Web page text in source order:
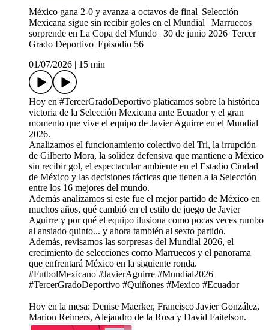
México gana 2-0 y avanza a octavos de final |Selección
Mexicana sigue sin recibir goles en el Mundial | Marruecos
sorprende en La Copa del Mundo | 30 de junio 2026 |Tercer
Grado Deportivo |Episodio 56
01/07/2026
15 min
Hoy en #TercerGradoDeportivo platicamos sobre la histórica
victoria de la Selección Mexicana ante Ecuador y el gran
momento que vive el equipo de Javier Aguirre en el Mundial
2026.
Analizamos el funcionamiento colectivo del Tri, la irrupción
de Gilberto Mora, la solidez defensiva que mantiene a México
sin recibir gol, el espectacular ambiente en el Estadio Ciudad
de México y las decisiones tácticas que tienen a la Selección
entre los 16 mejores del mundo.
Además analizamos si este fue el mejor partido de México en
muchos años, qué cambió en el estilo de juego de Javier
Aguirre y por qué el equipo ilusiona como pocas veces rumbo
al ansiado quinto... y ahora también al sexto partido.
Además, revisamos las sorpresas del Mundial 2026, el
crecimiento de selecciones como Marruecos y el panorama
que enfrentará México en la siguiente ronda.
#FutbolMexicano #JavierAguirre #Mundial2026
#TercerGradoDeportivo #Quiñones #Mexico #Ecuador
Hoy en la mesa: Denise Maerker, Francisco Javier González,
Marion Reimers, Alejandro de la Rosa y David Faitelson.